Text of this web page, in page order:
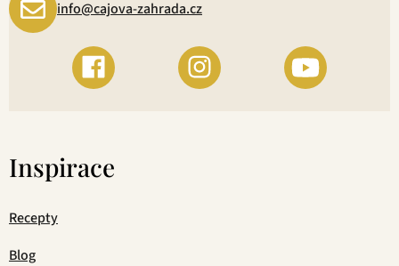
info@cajova-zahrada.cz
Inspirace
Recepty
Blog